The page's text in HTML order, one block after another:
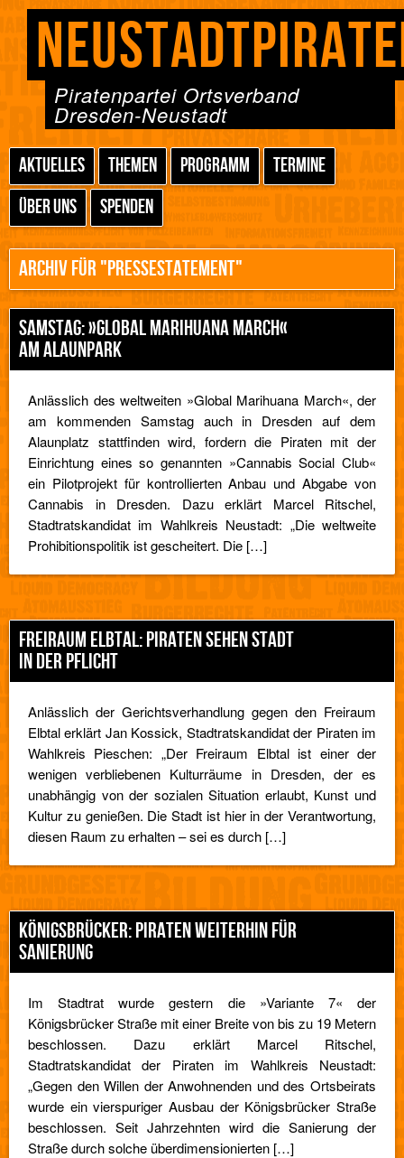
Piratenpartei Ortsverband
Dresden-Neustadt
AKTUELLES THEMEN PROGRAMM
TERMINE
ÜBER UNS
SPENDEN
ARCHIV FÜR "PRESSESTATEMENT"
SAMSTAG: »GLOBAL MARIHUANA MARCH«
AM ALAUNPARK
Anlässlich des weltweiten »Global Marihuana March«, der
am kommenden Samstag auch in Dresden auf dem
Alaunplatz stattfinden wird, fordern die Piraten mit der
Einrichtung eines so genannten »Cannabis Social Club«
ein Pilotprojekt für kontrollierten Anbau und Abgabe von
Cannabis in Dresden. Dazu erklärt Marcel Ritschel,
Stadtratskandidat im Wahlkreis Neustadt: „Die weltweite
Prohibitionspolitik ist gescheitert. Die […]
FREIRAUM ELBTAL: PIRATEN SEHEN STADT
IN DER PFLICHT
Anlässlich der Gerichtsverhandlung gegen den Freiraum
Elbtal erklärt Jan Kossick, Stadtratskandidat der Piraten im
Wahlkreis Pieschen: „Der Freiraum Elbtal ist einer der
wenigen verbliebenen Kulturräume in Dresden, der es
unabhängig von der sozialen Situation erlaubt, Kunst und
Kultur zu genießen. Die Stadt ist hier in der Verantwortung,
diesen Raum zu erhalten – sei es durch […]
KÖNIGSBRÜCKER: PIRATEN WEITERHIN FÜR
SANIERUNG
Im Stadtrat wurde gestern die »Variante 7« der
Königsbrücker Straße mit einer Breite von bis zu 19 Metern
beschlossen. Dazu erklärt Marcel Ritschel,
Stadtratskandidat der Piraten im Wahlkreis Neustadt:
„Gegen den Willen der Anwohnenden und des Ortsbeirats
wurde ein vierspuriger Ausbau der Königsbrücker Straße
beschlossen. Seit Jahrzehnten wird die Sanierung der
Straße durch solche überdimensionierten […]